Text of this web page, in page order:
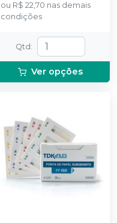
ou R$ 22,70 nas demais
condições
Qtd :
Ver opções